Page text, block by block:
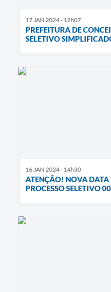
17 JAN 2024 - 12h07
PREFEITURA DE
SELETIVO
16 JAN 2024 - 14h30
ATENÇÃO! NOVA DATA
PROCESSO SELETIVO